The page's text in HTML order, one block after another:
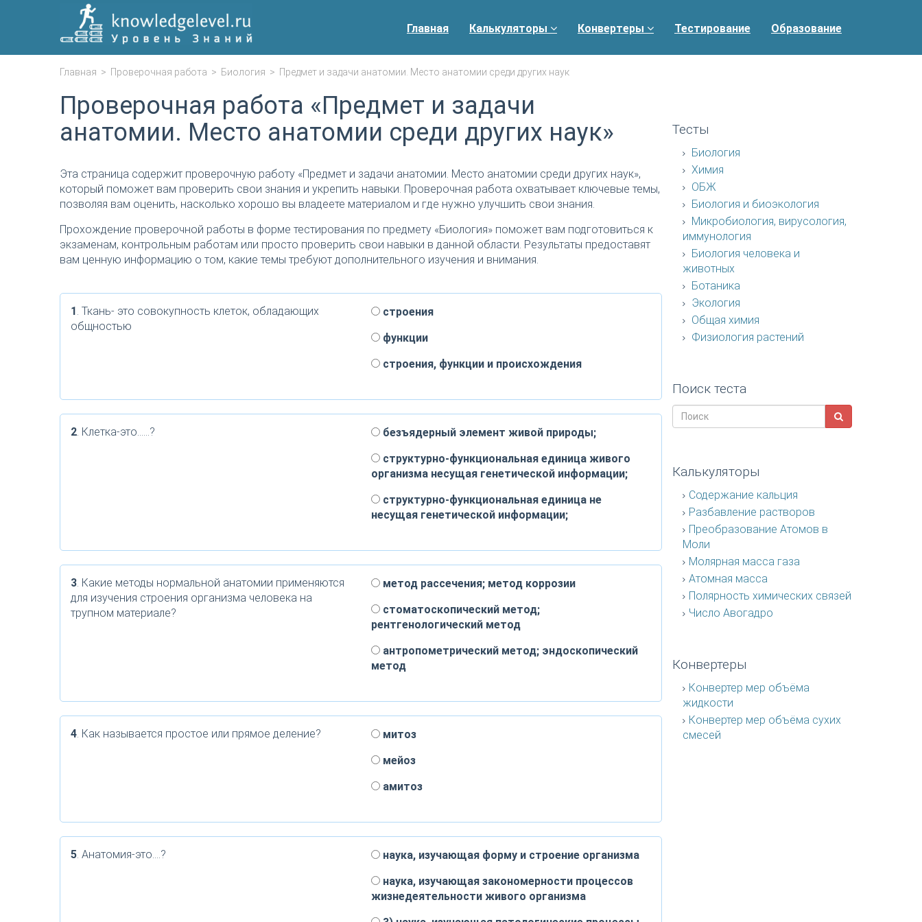
Главная Калькуляторы Конвертеры Тестирование Образование
Главная > Проверочная работа > Биология > Предмет и задачи анатомии. Место анатомии среди других наук
Проверочная работа «Предмет и задачи
анатомии. Место анатомии среди других наук»
Эта страница содержит проверочную работу «Предмет и задачи анатомии. Место анатомии среди других наук»,
который поможет вам проверить свои знания и укрепить навыки. Проверочная работа охватывает ключевые темы,
позволяя вам оценить, насколько хорошо вы владеете материалом и где нужно улучшить свои знания.
Прохождение проверочной работы в форме тестирования по предмету «Биология» поможет вам подготовиться к
экзаменам, контрольным работам или просто проверить свои навыки в данной области. Результаты предоставят
вам ценную информацию о том, какие темы требуют дополнительного изучения и внимания.
1. Ткань- это совокупность клеток, обладающих
общностью
строения
функции
строения, функции и происхождения
2. Клетка-это……?
безъядерный элемент живой природы;
структурно-функциональная единица живого
организма несущая генетической информации;
структурно-функциональная единица не
несущая генетической информации;
3. Какие методы нормальной анатомии применяются
для изучения строения организма человека на
трупном материале?
метод рассечения; метод коррозии
стоматоскопический метод;
рентгенологический метод
антропометрический метод; эндоскопический
метод
4. Как называется простое или прямое деление?
митоз
мейоз
амитоз
5. Анатомия-это….?
наука, изучающая форму и строение организма
наука, изучающая закономерности процессов
жизнедеятельности живого организма
Тесты
Биология
Химия
ОБЖ
Биология и биоэкология
Микробиология, вирусология,
иммунология
Биология человека и
животных
Ботаника
Экология
Общая химия
Физиология растений
Поиск теста
Калькуляторы
Содержание кальция
Разбавление растворов
Преобразование Атомов в
Моли
Молярная масса газа
Атомная масса
Полярность химических связей
Число Авогадро
Конвертеры
Конвертер мер объёма
жидкости
Конвертер мер объёма сухих
смесей